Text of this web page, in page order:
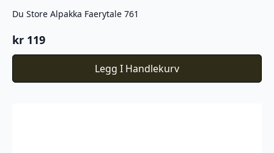
Du Store Alpakka Faerytale 761
kr 119
Legg I Handlekurv